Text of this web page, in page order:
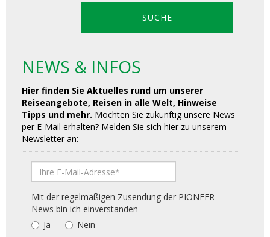
NEWS & INFOS
Hier finden Sie Aktuelles rund um unserer
Reiseangebote, Reisen in alle Welt, Hinweise
Tipps und mehr. Möchten Sie zukünftig unsere News
per E-Mail erhalten? Melden Sie sich hier zu unserem
Newsletter an: